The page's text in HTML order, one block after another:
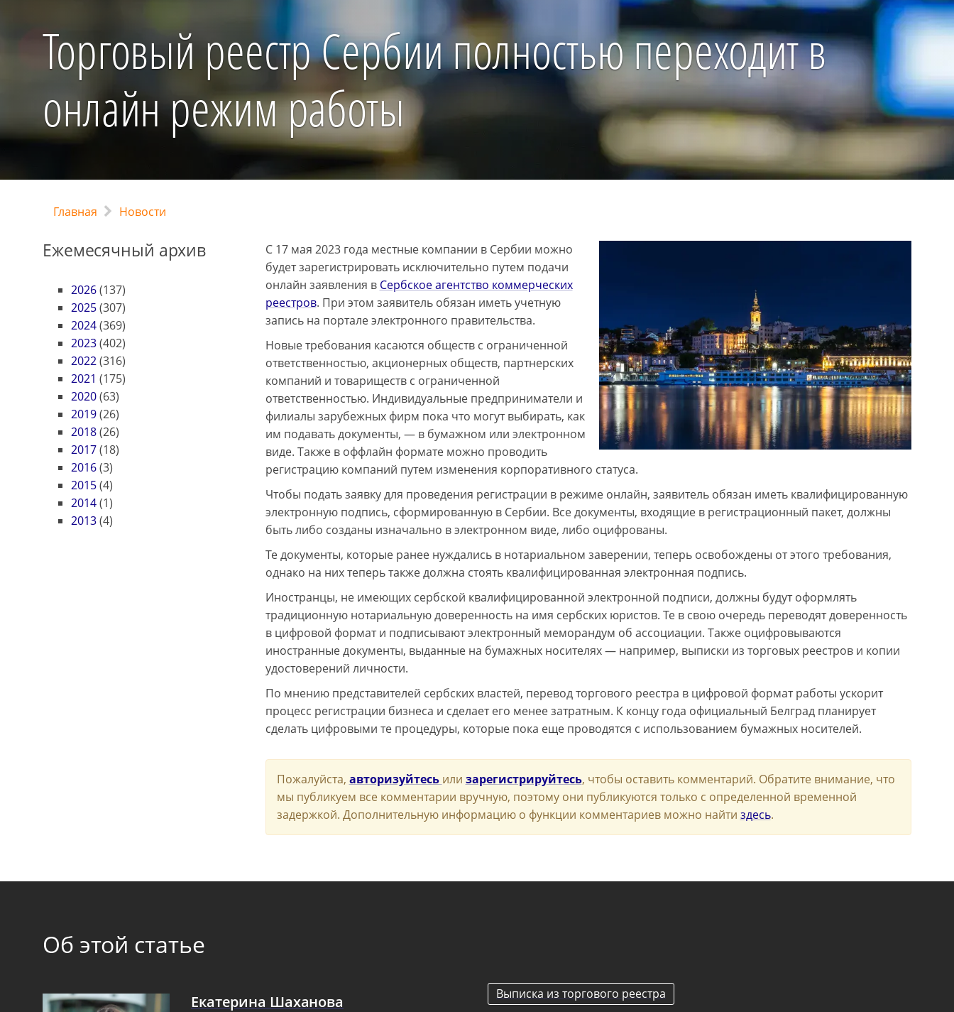
Торговый реестр Сербии полностью переходит в
онлайн режим работы
Главная Новости
Ежемесячный архив
2026(137)
2025(307)
2024(369)
2023(402)
2022(316)
2021 (175)
2020(63)
2019(26)
2018(26)
2017(18)
2016(3)
2015(4)
2014(1)
2013(4)
С 17 мая 2023 года местные компании в Сербии можно
будет зарегистрировать исключительно путем подачи
онлайн заявления в Сербское агентство коммерческих
реестров. При этом заявитель обязан иметь учетную
запись на портале электронного правительства.
Новые требования касаются обществ с ограниченной
ответственностью, акционерных обществ, партнерских
компаний и товариществ с ограниченной
ответственностью. Индивидуальные предприниматели и
филиалы зарубежных фирм пока что могут выбирать, как
им подавать документы, — в бумажном или электронном
виде. Также в оффлайн формате можно проводить
регистрацию компаний путем изменения корпоративного статуса.
Чтобы подать заявку для проведения регистрации в режиме онлайн, заявитель обязан иметь квалифицированную
электронную подпись, сформированную в Сербии. Все документы, входящие в регистрационный пакет, должны
быть либо созданы изначально в электронном виде, либо оцифрованы.
Те документы, которые ранее нуждались в нотариальном заверении, теперь освобождены от этого требования,
однако на них теперь также должна стоять квалифицированная электронная подпись.
Иностранцы, не имеющих сербской квалифицированной электронной подписи, должны будут оформлять
традиционную нотариальную доверенность на имя сербских юристов. Те в свою очередь переводят доверенность
в цифровой формат и подписывают электронный меморандум об ассоциации. Также оцифровываются
иностранные документы, выданные на бумажных носителях — например, выписки из торговых реестров и копии
удостоверений личности.
По мнению представителей сербских властей, перевод торгового реестра в цифровой формат работы ускорит
процесс регистрации бизнеса и сделает его менее затратным. К концу года официальный Белград планирует
сделать цифровыми те процедуры, которые пока еще проводятся с использованием бумажных носителей.
Пожалуйста, авторизуйтесь или зарегистрируйтесь, чтобы оставить комментарий. Обратите внимание, что
мы публикуем все комментарии вручную, поэтому они публикуются только с определенной временной
задержкой. Дополнительную информацию о функции комментариев можно найти здесь.
Об этой статье
Екатерина Шаханова
Выписка из торгового реестра